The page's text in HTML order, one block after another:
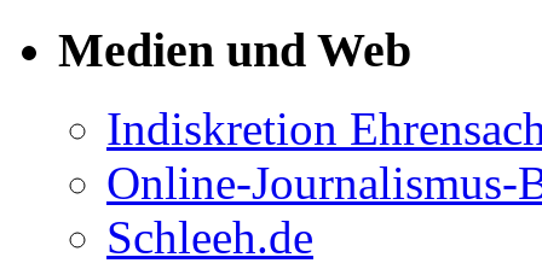
Medien und Web
Indiskretion
Online-Journalismus-
Schleeh.de